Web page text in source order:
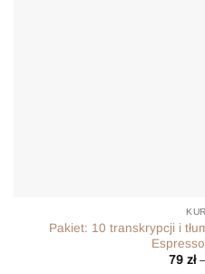
Pakiet: 10 transkrypcji i
79 zł